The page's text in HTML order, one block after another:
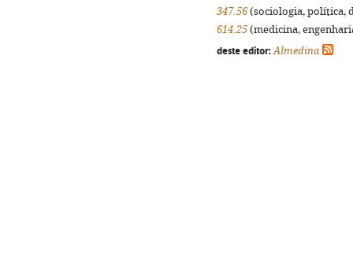
347.56(sociologia, política,
614.25 (medicina,
deste editor: Almedina